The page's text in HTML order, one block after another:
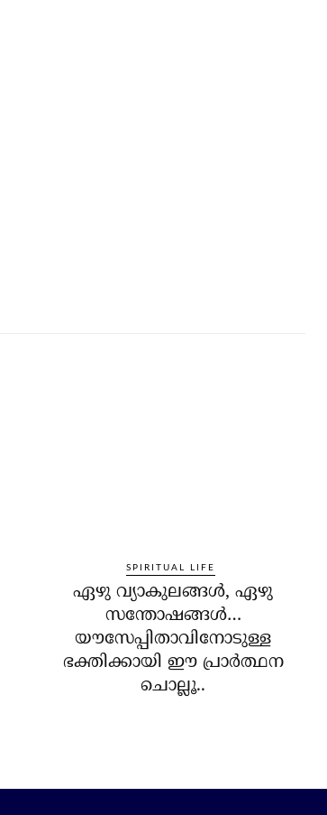
SPIRITUAL LIFE
ഏഴു വ്യാകുലങ്ങള്‍, ഏഴു
സന്തോഷങ്ങള്‍…
യൗസേപ്പിതാവിനോടുള്ള
ഭക്തിക്കായി ഈ പ്രാര്‍ത്ഥന
ചൊല്ലൂ..